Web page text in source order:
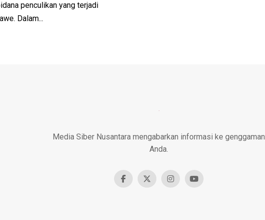
penculikan yang terjadi
Dalam...
Media Siber Nusantara mengabarkan informasi ke genggaman
Anda.